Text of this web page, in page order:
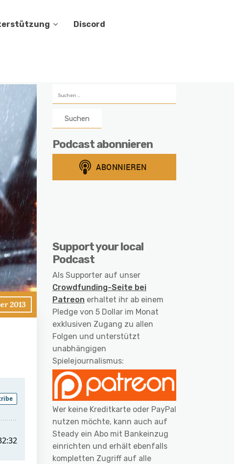
Discord
2013
nach:
Podcast abonnieren
Support your local
Podcast
Als Supporter auf unser
Crowdfunding-Seite bei
Patreon erhaltet ihr ab einem
Pledge von 5 Dollar im Monat
exklusiven Zugang zu allen
Folgen und unterstützt
unabhängigen
Spielejournalismus:
Wer keine Kreditkarte oder PayPal
nutzen möchte, kann auch auf
Steady ein Abo mit Bankeinzug
einrichten und erhält ebenfalls
kompletten Zugriff auf alle